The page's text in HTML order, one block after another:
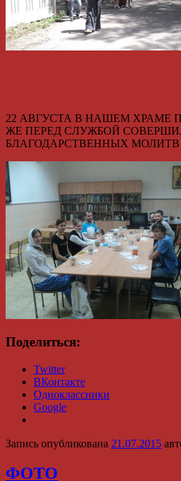
22 АВГУСТА В НАШЕМ
ЖЕ ПЕРЕД СЛУЖБОЙ
БЛАГОДАРСТВЕННЫХ
Поделиться:
Twitter
ВКонтакте
Одноклассники
Google
Запись опубликована 21.07.2015
ФОТО